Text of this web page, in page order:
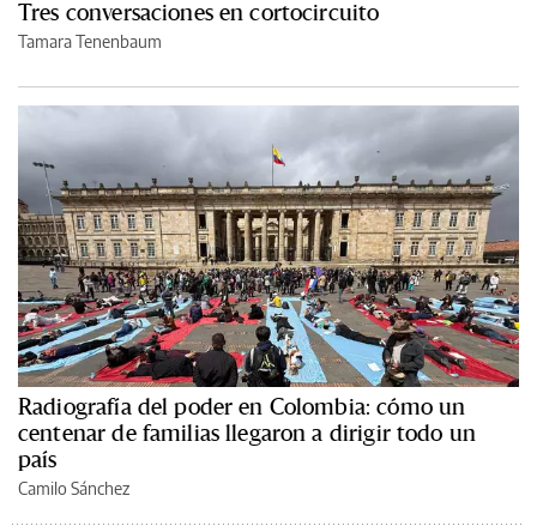
Tres conversaciones en cortocircuito
Tamara Tenenbaum
Radiografía del poder en Colombia: cómo un
centenar de familias llegaron a dirigir todo un
país
Camilo Sánchez